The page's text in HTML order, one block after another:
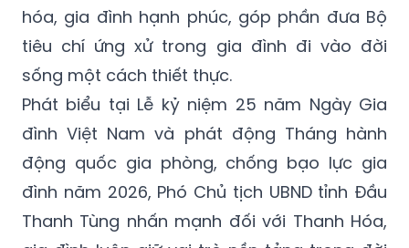
hóa, gia đình hạnh phúc, góp phần đưa Bộ
tiêu chí ứng xử trong gia đình đi vào đời
sống một cách thiết thực.
Phát biểu tại Lễ kỷ niệm 25 năm Ngày Gia
đình Việt Nam và phát động Tháng hành
động quốc gia phòng, chống bạo lực gia
đình năm 2026, Phó Chủ tịch UBND tỉnh Đầu
Thanh Tùng nhấn mạnh đối với Thanh Hóa,